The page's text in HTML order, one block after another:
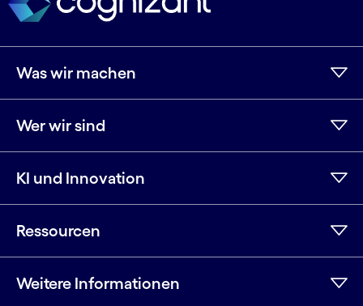
Was wir machen
Wer wir sind
KI und Innovation
Ressourcen
Weitere Informationen